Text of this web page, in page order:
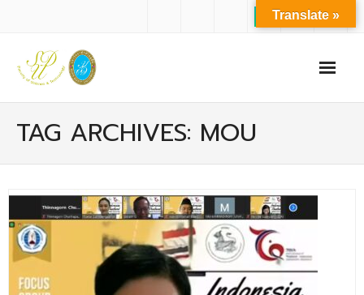
- ปรัชญา วิสัยทัศน์ พันธกิจ ของคณะ
- ประวัติความเป็นมาของคณะ
- บุคลากร
TAG ARCHIVES: MOU
Translate »